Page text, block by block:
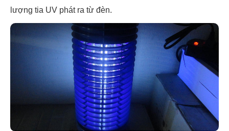
lượng tia UV phát ra từ đèn.